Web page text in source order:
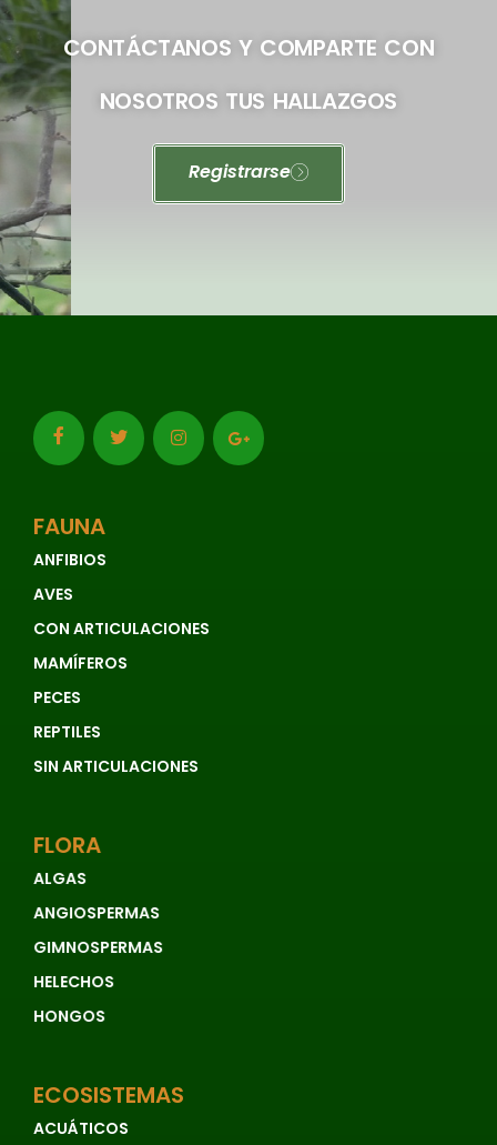
CONTÁCTANOS Y COMPARTE CON
NOSOTROS TUS HALLAZGOS
Registrarse
FAUNA
ANFIBIOS
AVES
CON ARTICULACIONES
MAMÍFEROS
PECES
REPTILES
SIN ARTICULACIONES
FLORA
ALGAS
ANGIOSPERMAS
GIMNOSPERMAS
HELECHOS
HONGOS
ECOSISTEMAS
ACUÁTICOS